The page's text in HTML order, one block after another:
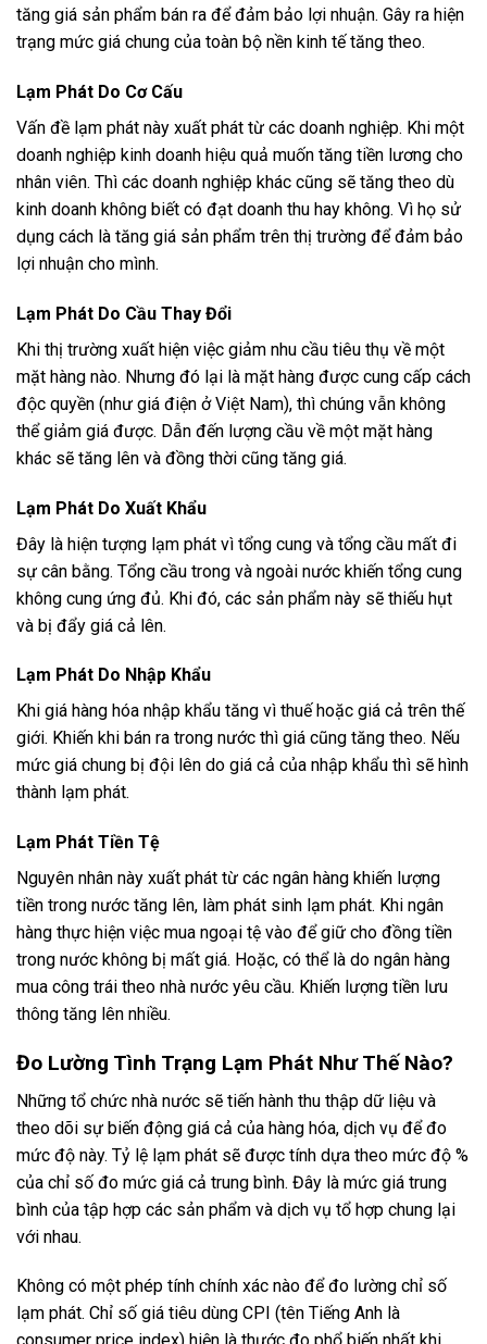
tăng giá sản phẩm bán ra để đảm bảo lợi nhuận. Gây ra hiện
trạng mức giá chung của toàn bộ nền kinh tế tăng theo.
Lạm Phát Do Cơ Cấu
Vấn đề lạm phát này xuất phát từ các doanh nghiệp. Khi một
doanh nghiệp kinh doanh hiệu quả muốn tăng tiền lương cho
nhân viên. Thì các doanh nghiệp khác cũng sẽ tăng theo dù
kinh doanh không biết có đạt doanh thu hay không. Vì họ sử
dụng cách là tăng giá sản phẩm trên thị trường để đảm bảo
lợi nhuận cho mình.
Lạm Phát Do Cầu Thay Đổi
Khi thị trường xuất hiện việc giảm nhu cầu tiêu thụ về một
mặt hàng nào. Nhưng đó lại là mặt hàng được cung cấp cách
độc quyền (như giá điện ở Việt Nam), thì chúng vẫn không
thể giảm giá được. Dẫn đến lượng cầu về một mặt hàng
khác sẽ tăng lên và đồng thời cũng tăng giá.
Lạm Phát Do Xuất Khẩu
Đây là hiện tượng lạm phát vì tổng cung và tổng cầu mất đi
sự cân bằng. Tổng cầu trong và ngoài nước khiến tổng cung
không cung ứng đủ. Khi đó, các sản phẩm này sẽ thiếu hụt
và bị đẩy giá cả lên.
Lạm Phát Do Nhập Khẩu
Khi giá hàng hóa nhập khẩu tăng vì thuế hoặc giá cả trên thế
giới. Khiến khi bán ra trong nước thì giá cũng tăng theo. Nếu
mức giá chung bị đội lên do giá cả của nhập khẩu thì sẽ hình
thành lạm phát.
Lạm Phát Tiền Tệ
Nguyên nhân này xuất phát từ các ngân hàng khiến lượng
tiền trong nước tăng lên, làm phát sinh lạm phát. Khi ngân
hàng thực hiện việc mua ngoại tệ vào để giữ cho đồng tiền
trong nước không bị mất giá. Hoặc, có thể là do ngân hàng
mua công trái theo nhà nước yêu cầu. Khiến lượng tiền lưu
thông tăng lên nhiều.
Đo Lường Tình Trạng Lạm Phát Như Thế Nào?
Những tổ chức nhà nước sẽ tiến hành thu thập dữ liệu và
theo dõi sự biến động giá cả của hàng hóa, dịch vụ để đo
mức độ này. Tỷ lệ lạm phát sẽ được tính dựa theo mức độ %
của chỉ số đo mức giá cả trung bình. Đây là mức giá trung
bình của tập hợp các sản phẩm và dịch vụ tổ hợp chung lại
với nhau.
Không có một phép tính chính xác nào để đo lường chỉ số
lạm phát. Chỉ số giá tiêu dùng CPI (tên Tiếng Anh là